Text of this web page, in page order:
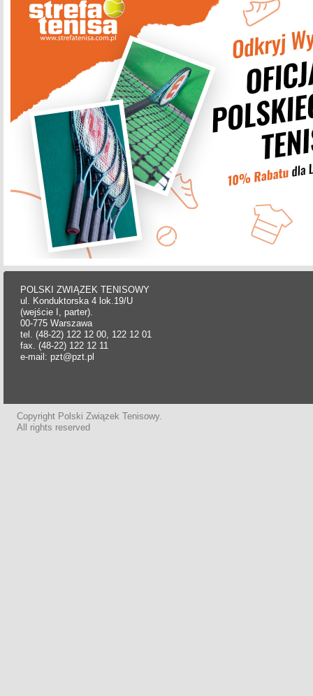
POLSKI ZWIĄZEK TENISOWY
ul. Konduktorska 4 lok.19/U
(wejście I, parter).
00-775 Warszawa
tel. (48-22) 122 12 00, 122 12 01
fax. (48-22) 122 12 11
e-mail: pzt@pzt.pl
Copyright Polski Związek Tenisowy.
All rights reserved